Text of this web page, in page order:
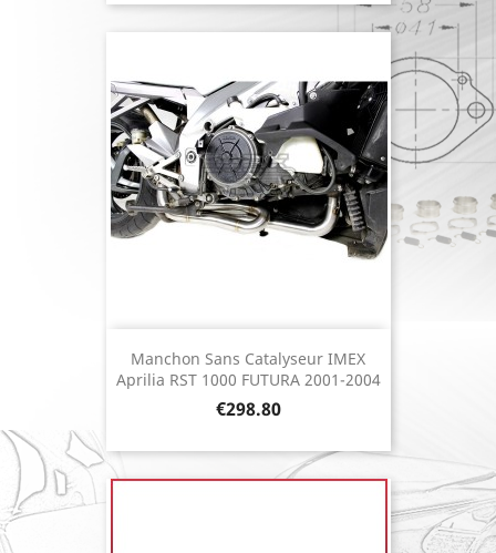
Manchon Sans Catalyseur IMEX
Aprilia RST 1000 FUTURA 2001-2004
Price
€298.80